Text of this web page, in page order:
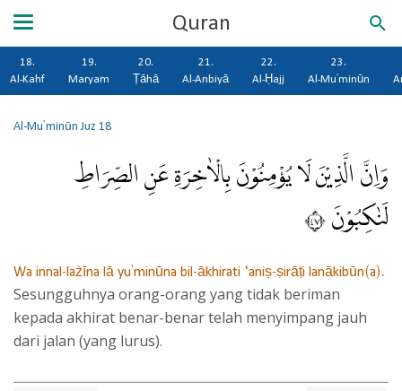
Quran
18.
Al-Kahf
19.
Maryam
20.
Ṭāhā
21.
Al-Anbiyā
22.
Al-Ḥajj
23.
Al-Mu'minūn
Al-Mu'minūnJuz 18
وَاِنَّ الَّذِيْنَ لَا يُؤْمِنُوْنَ بِالْاٰخِرَةِ عَنِ الصِّرَاطِ
لَنٰكِبُوْنَ ٧٤
Wa innal-lażīna lā yu'minūna bil-ākhirati ‘aniṣ-ṣirāṭi lanākibūn(a).
Sesungguhnya orang-orang yang tidak beriman
kepada akhirat benar-benar telah menyimpang jauh
dari jalan (yang lurus).